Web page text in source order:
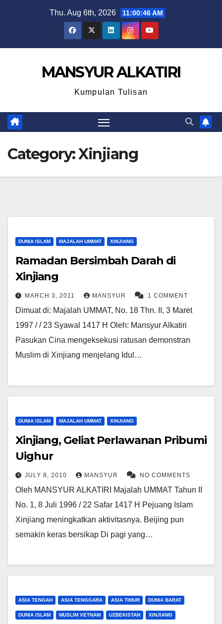
Thu. Aug 6th, 2026 11:00:47 AM
MANSYUR ALKATIRI
Kumpulan Tulisan
Category:Xinjiang
DUNIA ISLAM MAJALAH UMMAT XINJIANG
Ramadan Bersimbah Darah di
Xinjiang
MARCH 3, 2011 MANSYUR 1 COMMENT
Dimuat di: Majalah UMMAT, No. 18 Thn. II, 3 Maret
1997 / / 23 Syawal 1417 H Oleh: Mansyur Alkatiri
Pasukan Cina mengeksekusi ratusan demonstran
Muslim di Xinjiang menjelang Idul…
DUNIA ISLAM MAJALAH UMMAT XINJIANG
Xinjiang, Geliat Perlawanan Pribumi
Uighur
JULY 8, 2010 MANSYUR NO COMMENTS
Oleh MANSYUR ALKATIRI Majalah UMMAT Tahun II
No. 1, 8 Juli 1996 / 22 Safar 1417 H Pejuang Islam
Xinjiang meningkatkan aktivitasnya. Beijing pun
semakin keras bersikap Di pagi yang…
ASIA TENGAH ASIA TENGGARA ASIA TIMUR DUNIA BARAT
DUNIA ISLAM MUSLIM VETNAM UZBEKISTAN XINJIANG